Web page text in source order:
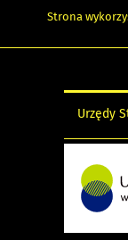
Strona
Urzędy